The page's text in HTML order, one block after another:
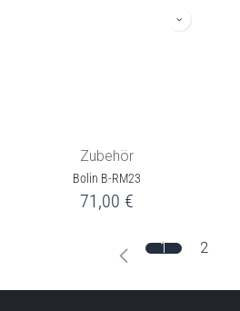
Zubehör
Bolin B-RM23
71,00 €
1 2